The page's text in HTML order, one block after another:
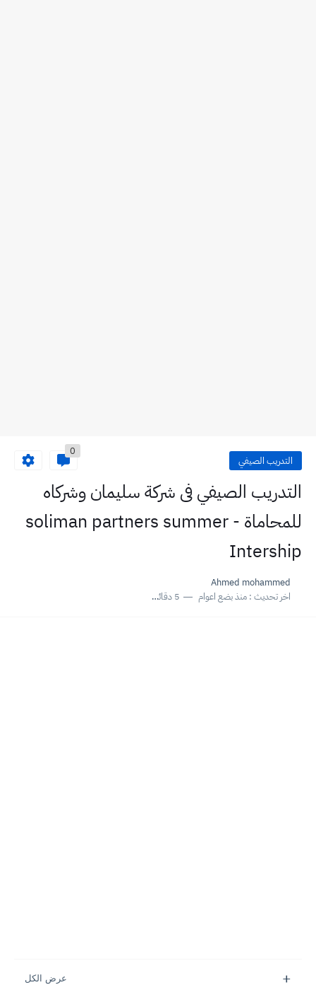
التدريب الصيفي
0
التدريب الصيفي فى شركة سليمان وشركاه
للمحاماة - soliman partners summer
Intership
Ahmed mohammed
اخر تحديث :منذ بضع اعوام 5 دقائق للقراءة